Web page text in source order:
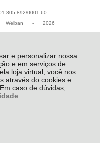
e personalizar nossa
e em serviços de
loja virtual, você nos
através do cookies e
caso de dúvidas,
0001-60
Welban - 2026